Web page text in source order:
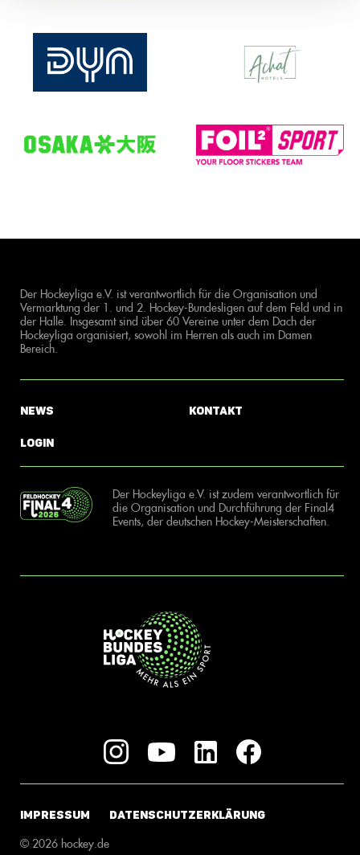
Der Hockeyliga e.V. ist verantwortlich für die Organisation und
Vermarktung der 1. und 2. Hockey-Bundesligen auf dem Feld und in
der Halle. Insgesamt sind über 60 Vereine unter dem Dach der
Hockeyliga organisiert, sowohl im Herren als auch im Damen
Bereich.
News
Login
Kontakt
Der Hockeyliga e.V. ist zudem verantwortlich für
die Organisation und Durchführung der Final4
Events, der deutschen Hockey-Meisterschaften.
IMPRESSUM DATENSCHUTZERKLÄRUNG
© 2026 hockey.de